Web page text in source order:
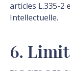
articles L.335-2
Intellectuelle.
6.